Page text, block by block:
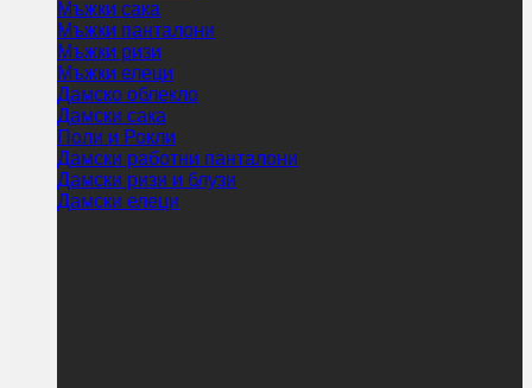
Мъжки сака
Мъжки панталони
Мъжки ризи
Мъжки елеци
Дамско облекло
Дамски сака
Поли и Рокли
Дамски работни панталони
Дамски ризи и блузи
Дамски елеци